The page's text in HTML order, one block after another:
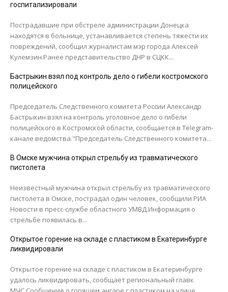
госпитализировали
Пострадавшие при обстреле администрации Донецка
находятся в больнице, устанавливается степень тяжести их
повреждений, сообщил журналистам мэр города Алексей
Кулемзин.Ранее представительство ДНР в СЦКК...
Бастрыкин взял под контроль дело о гибели костромского
полицейского
Председатель Следственного комитета России Александр
Бастрыкин взял на контроль уголовное дело о гибели
полицейского в Костромской области, сообщается в Telegram-
канале ведомства."Председатель Следственного комитета...
В Омске мужчина открыл стрельбу из травматического
пистолета
Неизвестный мужчина открыл стрельбу из травматического
пистолета в Омске, пострадал один человек, сообщили РИА
Новости в пресс-службе областного УМВД.Информация о
стрельбе появилась в...
Открытое горение на складе с пластиком в Екатеринбурге
ликвидировали
Открытое горение на складе с пластиком в Екатеринбурге
удалось ликвидировать, сообщает региональный главк